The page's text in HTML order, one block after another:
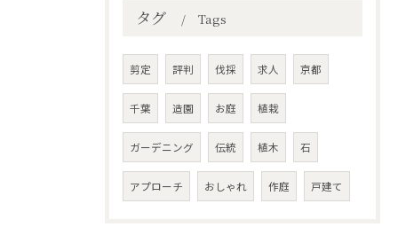
タグ Tags
剪定 評判 伐採 求人 京都
千葉 造園 お庭 植栽
ガーデニング 伝統 植木 石
アプローチ おしゃれ 作庭 戸建て